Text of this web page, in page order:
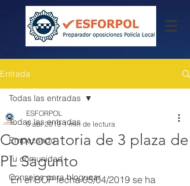
Entrada
Todas las entradas
Empezando
Tu comunidad
Consejos para bloguear
Todas las entradas
Convocatoria de 3 plaza de
PL Sagunto
ESFORPOL
5 abr 2019 1 min de lectura
En el BOP fecha 05/04/2019 se ha